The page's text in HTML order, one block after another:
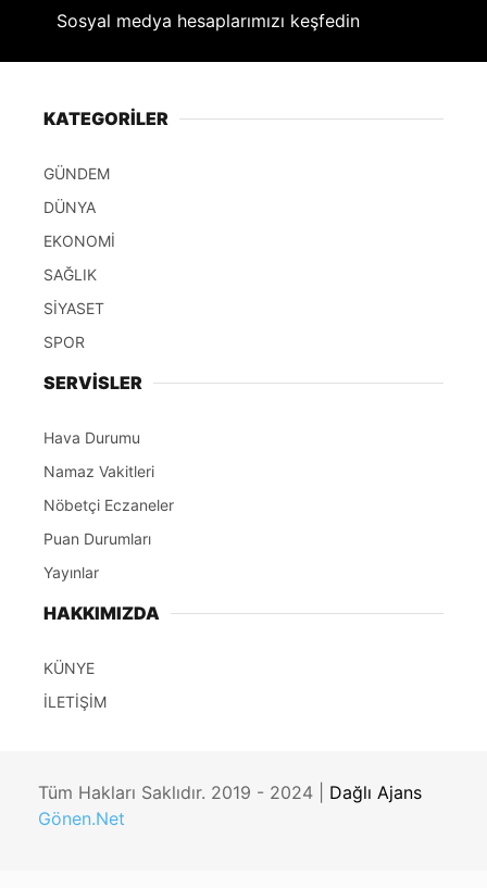
Sosyal medya hesaplarımızı keşfedin
KATEGORİLER
GÜNDEM
DÜNYA
EKONOMİ
SAĞLIK
SİYASET
SPOR
SERVİSLER
Hava Durumu
Namaz Vakitleri
Nöbetçi Eczaneler
Puan Durumları
Yayınlar
HAKKIMIZDA
KÜNYE
İLETİŞİM
Tüm Hakları Saklıdır. 2019 - 2024 | Dağlı Ajans
Gönen.Net